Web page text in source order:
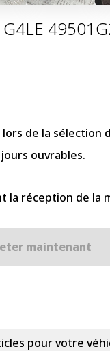
lors de la sélection
jours ouvrables.
la réception de la
maintenant
pour votre